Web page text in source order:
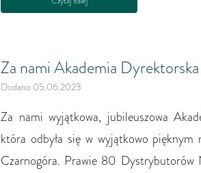
Za nami Akademia
Dodano 05.06.2023
Za nami wyjątkowa, jubileuszowa
która odbyła się w wyjątkowo
Czarnogóra. Prawie 80 Dystrybutorów